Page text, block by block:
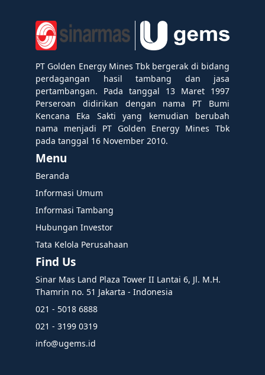
PT Golden Energy Mines Tbk bergerak di bidang
perdagangan hasil tambang dan jasa
pertambangan. Pada tanggal 13 Maret 1997
Perseroan didirikan dengan nama PT Bumi
Kencana Eka Sakti yang kemudian berubah
nama menjadi PT Golden Energy Mines Tbk
pada tanggal 16 November 2010.
Menu
Beranda
Informasi Umum
Informasi Tambang
Hubungan Investor
Tata Kelola Perusahaan
Find Us
Sinar Mas Land Plaza Tower II Lantai 6, Jl. M.H.
Thamrin no. 51 Jakarta - Indonesia
021 - 5018 6888
021 - 3199 0319
info@ugems.id